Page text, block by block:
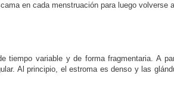
en cada menstruación para luego volverse
tiempo variable y de forma fragmentaria. A
Al principio, el estroma es denso y las